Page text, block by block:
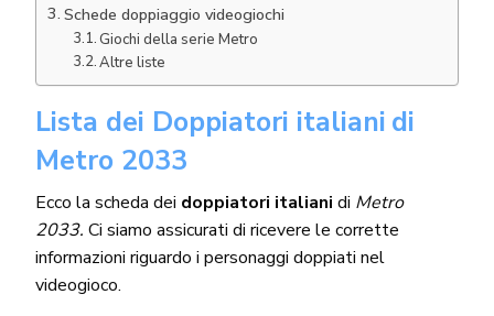
Schede doppiaggio videogiochi
Giochi della serie Metro
Altre liste
Lista dei Doppiatori italiani di
Metro 2033
Ecco la scheda dei doppiatori italiani di Metro
2033. Ci siamo assicurati di ricevere le corrette
informazioni riguardo i personaggi doppiati nel
videogioco.